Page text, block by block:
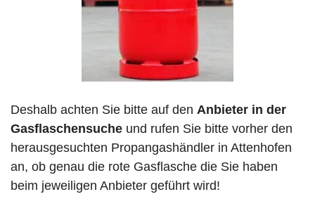
Deshalb achten Sie bitte auf den Anbieter in der
Gasflaschensuche und rufen Sie bitte vorher den
herausgesuchten Propangashändler in Attenhofen
an, ob genau die rote Gasflasche die Sie haben
beim jeweiligen Anbieter geführt wird!